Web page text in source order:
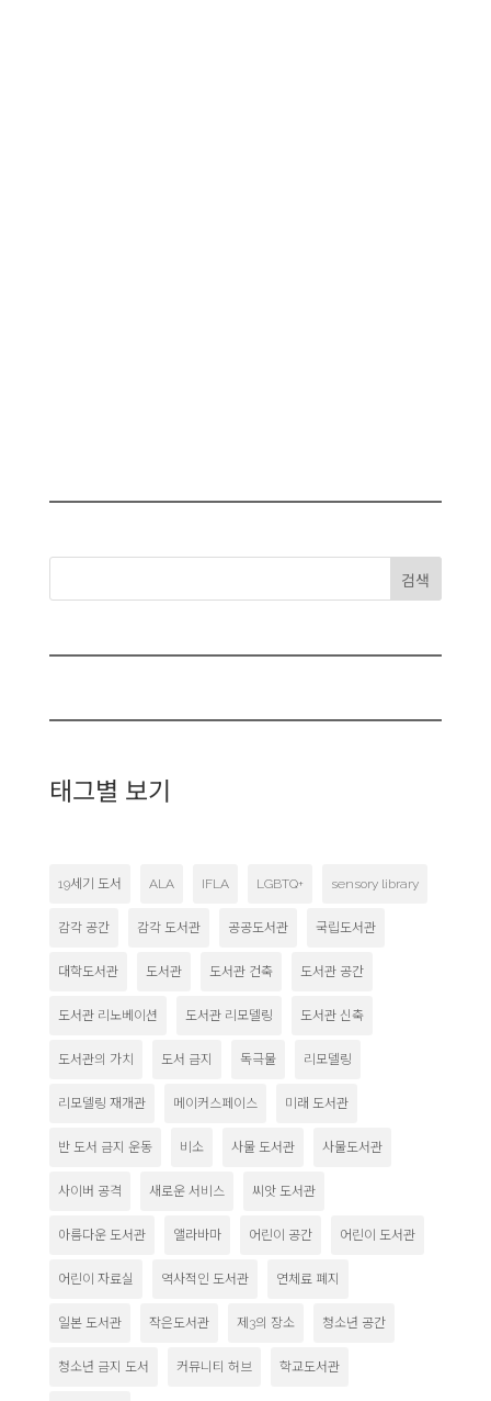
검색
태그별 보기
19세기 도서 ALA IFLA LGBTQ+ sensory library
감각 공간 감각 도서관 공공도서관 국립도서관
대학도서관 도서관 도서관 건축 도서관 공간
도서관 리노베이션 도서관 리모델링 도서관 신축
도서관의 가치 도서 금지 독극물 리모델링
리모델링 재개관 메이커스페이스 미래 도서관
반 도서 금지 운동 비소 사물 도서관 사물도서관
사이버 공격 새로운 서비스 씨앗 도서관
아름다운 도서관 앨라바마 어린이 공간 어린이 도서관
어린이 자료실 역사적인 도서관 연체료 폐지
일본 도서관 작은도서관 제3의 장소 청소년 공간
청소년 금지 도서 커뮤니티 허브 학교도서관